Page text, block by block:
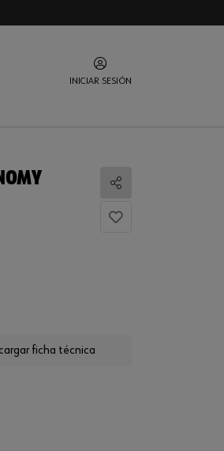
INICIAR SESIÓN
Compartir
ficha técnica